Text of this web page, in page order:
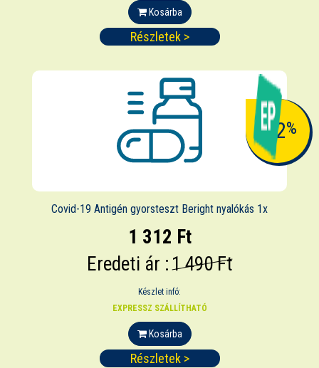
Kosárba
Részletek >
-12%
Covid-19 Antigén gyorsteszt Beright nyalókás 1x
1 312 Ft
Eredeti ár :1 490 Ft
Készlet infó:
EXPRESSZ SZÁLLÍTHATÓ
Kosárba
Részletek >